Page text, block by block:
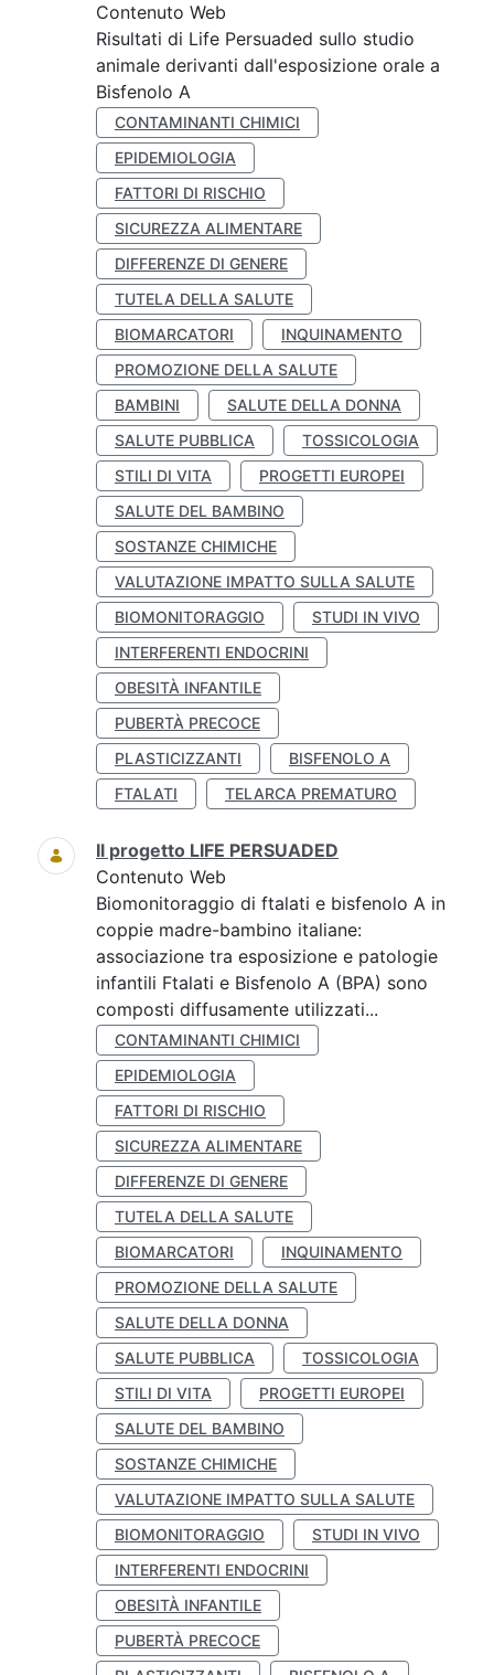
Contenuto Web
Risultati di Life Persuaded sullo studio
animale derivanti dall'esposizione orale a
Bisfenolo A
CONTAMINANTI CHIMICI
EPIDEMIOLOGIA
FATTORI DI RISCHIO
SICUREZZA ALIMENTARE
DIFFERENZE DI GENERE
TUTELA DELLA SALUTE
BIOMARCATORI
INQUINAMENTO
PROMOZIONE DELLA SALUTE
BAMBINI
SALUTE DELLA DONNA
SALUTE PUBBLICA
TOSSICOLOGIA
STILI DI VITA
PROGETTI EUROPEI
SALUTE DEL BAMBINO
SOSTANZE CHIMICHE
VALUTAZIONE IMPATTO SULLA SALUTE
BIOMONITORAGGIO
STUDI IN VIVO
INTERFERENTI ENDOCRINI
OBESITÀ INFANTILE
PUBERTÀ PRECOCE
PLASTICIZZANTI
BISFENOLO A
FTALATI
TELARCA PREMATURO
Il progetto LIFE PERSUADED
Contenuto Web
Biomonitoraggio di ftalati e bisfenolo A in
coppie madre-bambino italiane:
associazione tra esposizione e patologie
infantili Ftalati e Bisfenolo A (BPA) sono
composti diffusamente utilizzati...
CONTAMINANTI CHIMICI
EPIDEMIOLOGIA
FATTORI DI RISCHIO
SICUREZZA ALIMENTARE
DIFFERENZE DI GENERE
TUTELA DELLA SALUTE
BIOMARCATORI
INQUINAMENTO
PROMOZIONE DELLA SALUTE
SALUTE DELLA DONNA
SALUTE PUBBLICA
TOSSICOLOGIA
STILI DI VITA
PROGETTI EUROPEI
SALUTE DEL BAMBINO
SOSTANZE CHIMICHE
VALUTAZIONE IMPATTO SULLA SALUTE
BIOMONITORAGGIO
STUDI IN VIVO
INTERFERENTI ENDOCRINI
OBESITÀ INFANTILE
PUBERTÀ PRECOCE